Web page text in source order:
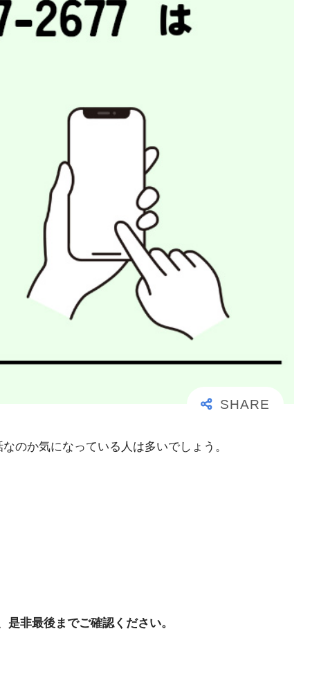
のか気になっている人は多いでしょう。
非最後までご確認ください。